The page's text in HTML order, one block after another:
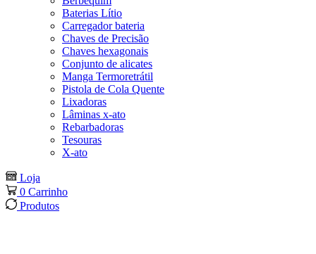
Baterias Lítio
Carregador bateria
Chaves de Precisão
Chaves hexagonais
Conjunto de alicates
Manga Termoretrátil
Pistola de Cola Quente
Lixadoras
Lâminas x-ato
Rebarbadoras
Tesouras
X-ato
Loja
0 Carrinho
Produtos